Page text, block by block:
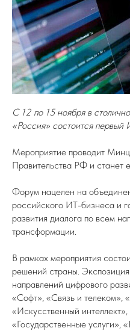
С 12 по 15 ноября в
«Россия» состоится
Мероприятие проводит
Правительства РФ и станет
Форум нацелен на
российского ИТ-бизнеса и
развития диалога по всем
трансформации.
В рамках мероприятия
решений страны.
направлений цифрового
«Софт», «Связь и телеком»,
«Искусственный
«Государственные услуги»,